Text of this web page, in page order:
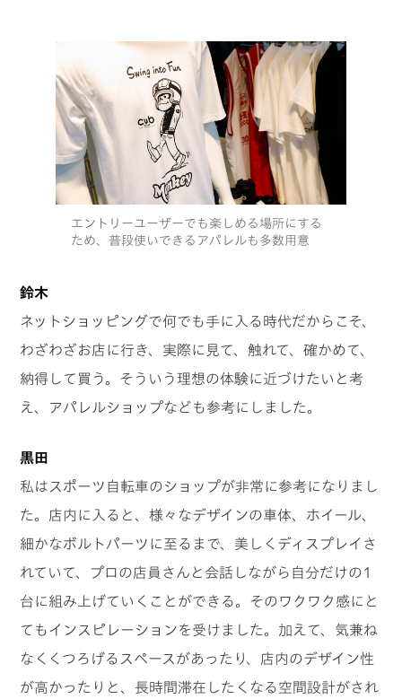
エントリーユーザーでも楽しめる場所にする
ため、普段使いできるアパレルも多数用意
鈴木
ネットショッピングで何でも手に入る時代だからこそ、
わざわざお店に行き、実際に見て、触れて、確かめて、
納得して買う。そういう理想の体験に近づけたいと考
え、アパレルショップなども参考にしました。
黒田
私はスポーツ自転車のショップが非常に参考になりまし
た。店内に入ると、様々なデザインの車体、ホイール、
細かなボルトパーツに至るまで、美しくディスプレイさ
れていて、プロの店員さんと会話しながら自分だけの1
台に組み上げていくことができる。そのワクワク感にと
てもインスピレーションを受けました。加えて、気兼ね
なくくつろげるスペースがあったり、店内のデザイン性
が高かったりと、長時間滞在したくなる空間設計がされ